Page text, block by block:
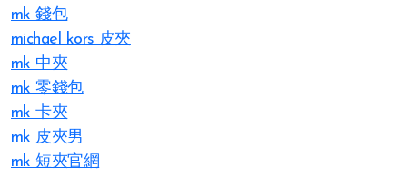
mk 錢包
michael kors 皮夾
mk 中夾
mk 零錢包
mk 卡夾
mk 皮夾男
mk 短夾官網